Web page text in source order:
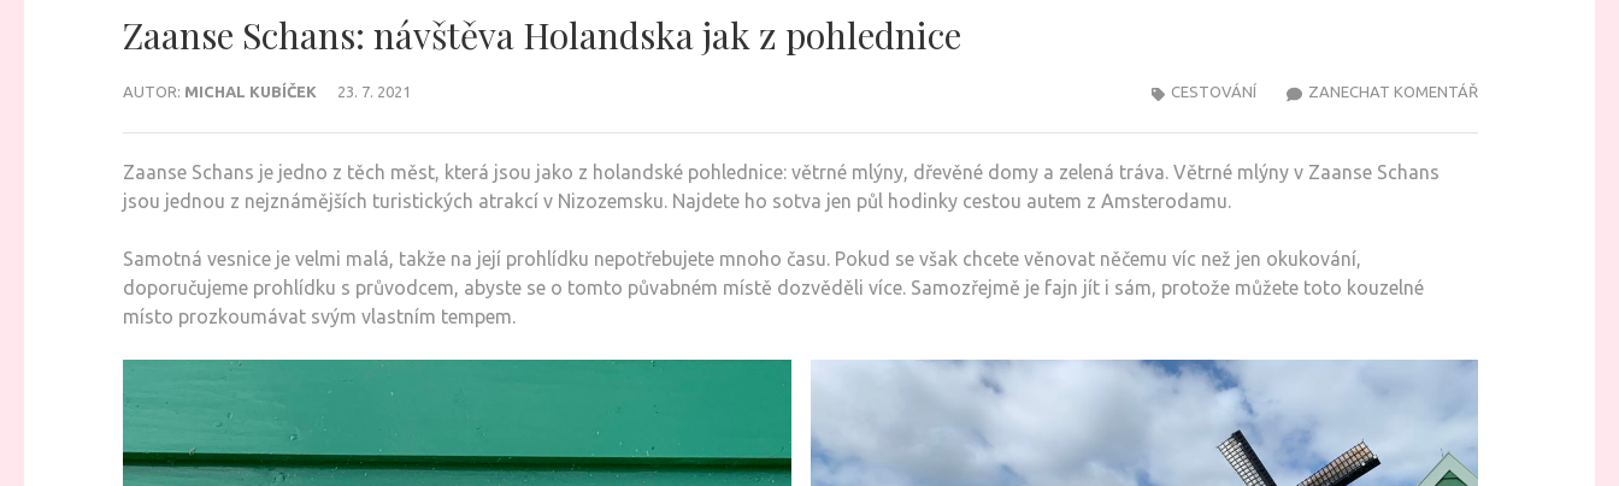
Zaanse Schans: návštěva Holandska jak z pohlednice
AUTOR: MICHAL KUBÍČEK 23. 7. 2021 ZANECHAT KOMENTÁŘNA
CESTOVÁNÍ
Zaanse Schans je jedno z těch měst, která jsou jako z holandské pohlednice: větrné mlýny, dřevěné domy a zelená tráva. Větrné mlýny v Zaanse Schans
jsou jednou z nejznámějších turistických atrakcí v Nizozemsku. Najdete ho sotva jen půl hodinky cestou autem z Amsterodamu.
Samotná vesnice je velmi malá, takže na její prohlídku nepotřebujete mnoho času. Pokud se však chcete věnovat něčemu víc než jen okukování,
doporučujeme prohlídku s průvodcem, abyste se o tomto půvabném místě dozvěděli více. Samozřejmě je fajn jít i sám, protože můžete toto kouzelné
místo prozkoumávat svým vlastním tempem.